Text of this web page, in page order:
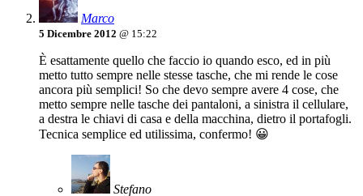
Marco
5 Dicembre 2012 @ 15:22
È esattamente quello che faccio io quando esco, ed in più
metto tutto sempre nelle stesse tasche, che mi rende le cose
ancora più semplici! So che devo sempre avere 4 cose, che
metto sempre nelle tasche dei pantaloni, a sinistra il cellulare,
a destra le chiavi di casa e della macchina, dietro il portafogli.
Tecnica semplice ed utilissima, confermo! 😀
Stefano